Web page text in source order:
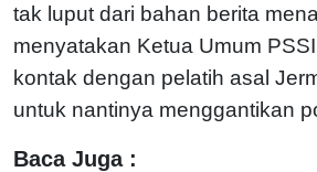
tak luput dari bahan berita
menyatakan Ketua Umum
kontak dengan pelatih asal
untuk nantinya menggantikan
Baca Juga :